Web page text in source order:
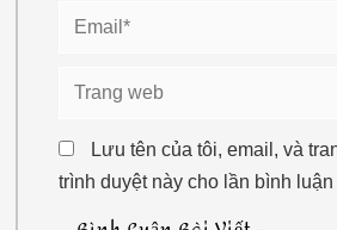
Email*
Trang
Lưu tên của tôi, email, và
trình duyệt này cho lần bình